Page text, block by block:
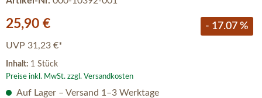
Verkaufspreis:
25,90 € - 17.07 %
UVP 31,23 €*
Inhalt: 1 Stück
Preise inkl. MwSt. zzgl. Versandkosten
Auf Lager – Versand 1–3 Werktage